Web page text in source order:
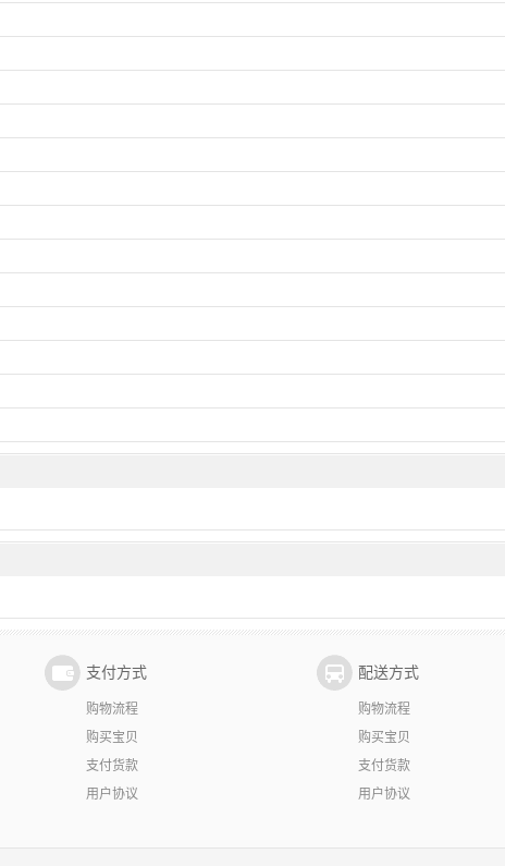
支付方式
购物流程
购买宝贝
支付货款
用户协议
配送方式
购物流程
购买宝贝
支付货款
用户协议